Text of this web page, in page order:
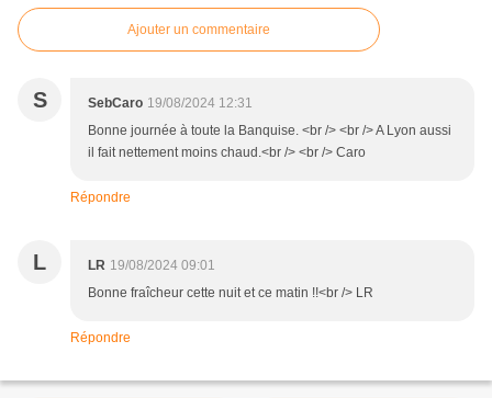
Ajouter un commentaire
S SebCaro 19/08/2024 12:31
Bonne journée à toute la Banquise. <br /> <br /> A Lyon aussi
il fait nettement moins chaud.<br /> <br /> Caro
Répondre
L LR 19/08/2024 09:01
Bonne fraîcheur cette nuit et ce matin !!<br /> LR
Répondre